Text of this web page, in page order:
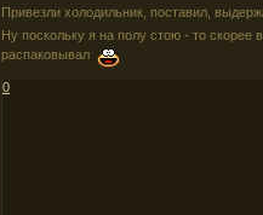
Привезли холодильник, поставил,
Ну поскольку я на полу стою - то скорее
распаковывал
0